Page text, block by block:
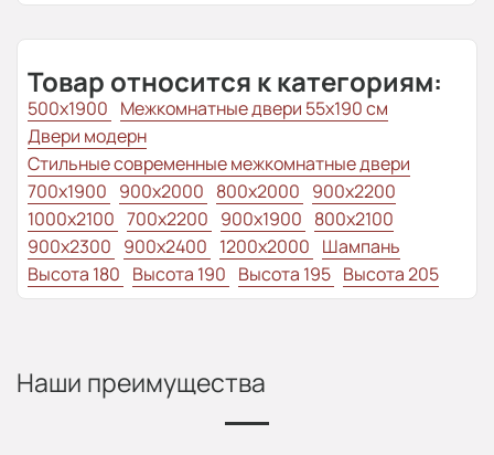
Товар относится к категориям:
500x1900 Межкомнатные двери 55х190 см
Двери модерн
Стильные современные межкомнатные двери
700x1900 900x2000 800x2000 900x2200
1000x2100 700x2200 900x1900 800x2100
900x2300 900x2400 1200x2000 Шампань
Высота 180 Высота 190 Высота 195 Высота 205
Наши преимущества